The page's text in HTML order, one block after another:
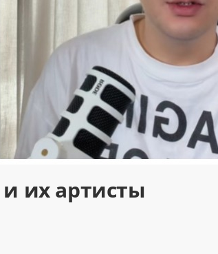
и их артисты